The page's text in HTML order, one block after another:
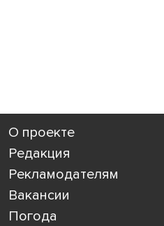
О проекте
Редакция
Рекламодателям
Вакансии
Погода